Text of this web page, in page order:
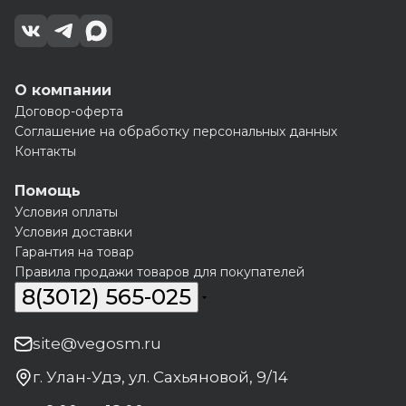
О компании
Договор-оферта
Соглашение на обработку персональных данных
Контакты
Помощь
Условия оплаты
Условия доставки
Гарантия на товар
Правила продажи товаров для покупателей
8(3012) 565-025
site@vegosm.ru
г. Улан-Удэ, ул. Сахьяновой, 9/14